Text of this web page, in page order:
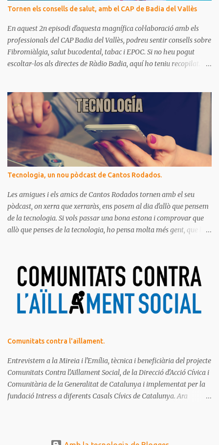
Tornen els consells de salut, amb el CAP de Badia del Vallès
En aquest 2n episodi d'aquesta magnífica col·laboració amb els
professionals del CAP Badia del Vallès, podreu sentir consells sobre
Fibromiàlgia, salut bucodental, tabac i EPOC. Si no heu pogut
escoltar-los als directes de Ràdio Badia, aquí ho teniu recopilat.
Tecnologia, un nou pòdcast de Cantos Rodados.
Les amigues i els amics de Cantos Rodados tornen amb el seu
pòdcast, on xerra que xerraràs, ens posem al dia d'allò que pensem
de la tecnologia. Si vols passar una bona estona i comprovar que
allò que penses de la tecnologia, ho pensa molta més gent, que la
Ja saps el que diem, no t'ho pots perdre!
Comunitats contra l'aïllament.
Entrevistem a la Mireia i l'Emília, tècnica i beneficiària del projecte
Comunitats Contra l'Aïllament Social, de la Direcció d'Acció Cívica i
Comunitària de la Generalitat de Catalunya i implementat per la
fundació Intress a diferents Casals Cívics de Catalunya. Ara